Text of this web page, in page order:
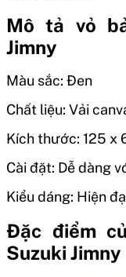
Mô tả vỏ
Jimny
Màu sắc: Đen
Chất liệu: Vải
Kích thước: 125 x
Cài đặt: Dễ dàng
Kiểu dáng: Hiện
Đặc điểm
Suzuki Jimny